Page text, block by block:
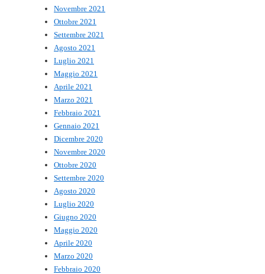
Novembre 2021
Ottobre 2021
Settembre 2021
Agosto 2021
Luglio 2021
Maggio 2021
Aprile 2021
Marzo 2021
Febbraio 2021
Gennaio 2021
Dicembre 2020
Novembre 2020
Ottobre 2020
Settembre 2020
Agosto 2020
Luglio 2020
Giugno 2020
Maggio 2020
Aprile 2020
Marzo 2020
Febbraio 2020